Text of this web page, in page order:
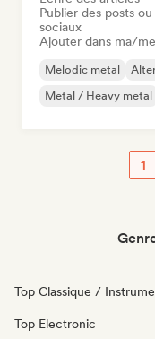
Publier des posts
sociaux
Ajouter dans ma/
Melodic metal
Metal / Heavy metal
1
Top Classique /
Top Electronic